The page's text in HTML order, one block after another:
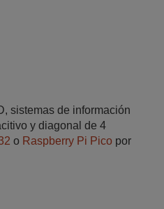
sistemas de información
y diagonal de 4
o Raspberry Pi Picopor